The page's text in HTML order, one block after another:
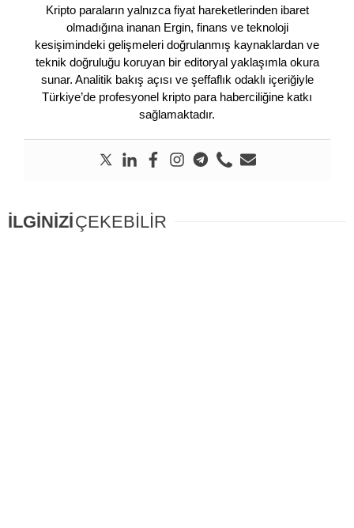
Kripto paraların yalnızca fiyat hareketlerinden ibaret
olmadığına inanan Ergin, finans ve teknoloji
kesişimindeki gelişmeleri doğrulanmış kaynaklardan ve
teknik doğruluğu koruyan bir editoryal yaklaşımla okura
sunar. Analitik bakış açısı ve şeffaflık odaklı içeriğiyle
Türkiye’de profesyonel kripto para haberciliğine katkı
sağlamaktadır.
İLGİNİZİÇEKEBİLİR